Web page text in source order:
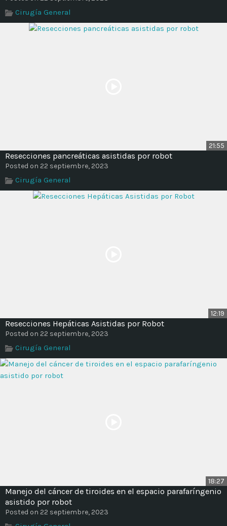
Cirugía General
21:55
Resecciones pancreáticas asistidas por robot
Posted on 22 septiembre, 2023
Cirugía General
12:19
Resecciones Hepáticas Asistidas por Robot
Posted on 22 septiembre, 2023
Cirugía General
18:27
Manejo del cáncer de tiroides en el espacio parafaríngenio
asistido por robot
Posted on 22 septiembre, 2023